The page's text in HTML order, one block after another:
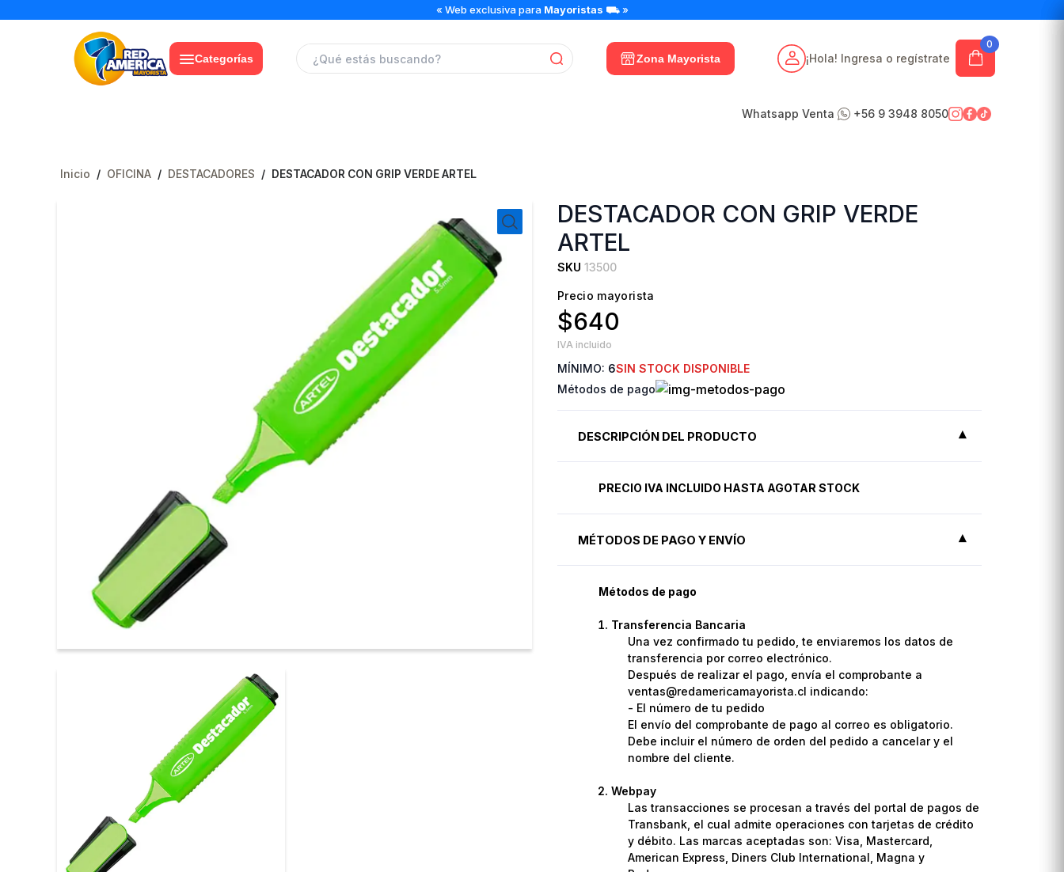
« Web exclusiva para Mayoristas ⛟ »
Categorías Zona Mayorista
0
¡Hola! Ingresa o regístrate
Whatsapp Venta +56 9 3948 8050
Inicio / OFICINA / DESTACADORES / DESTACADOR CON GRIP VERDE ARTEL
DESTACADOR CON GRIP VERDE
ARTEL
SKU 13500
Precio mayorista
$640
IVA incluido
MÍNIMO: 6SIN STOCK DISPONIBLE
Métodos de pago
DESCRIPCIÓN DEL PRODUCTO
PRECIO IVA INCLUIDO HASTA AGOTAR STOCK
MÉTODOS DE PAGO Y ENVÍO
Métodos de pago
Transferencia Bancaria
Una vez confirmado tu pedido, te enviaremos los datos de
transferencia por correo electrónico.
Después de realizar el pago, envía el comprobante a
ventas@redamericamayorista.cl indicando:
- El número de tu pedido
El envío del comprobante de pago al correo es obligatorio.
Debe incluir el número de orden del pedido a cancelar y el
nombre del cliente.
Webpay
Las transacciones se procesan a través del portal de pagos de
Transbank, el cual admite operaciones con tarjetas de crédito
y débito. Las marcas aceptadas son: Visa, Mastercard,
American Express, Diners Club International, Magna y